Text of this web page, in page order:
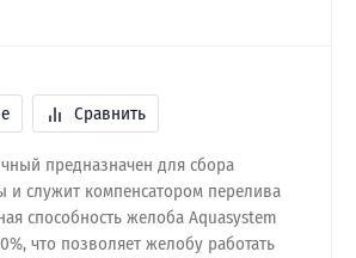
Сравнить
предназначен для сбора
служит компенсатором перелива
способность желоба Aquasystem
что позволяет желобу работать